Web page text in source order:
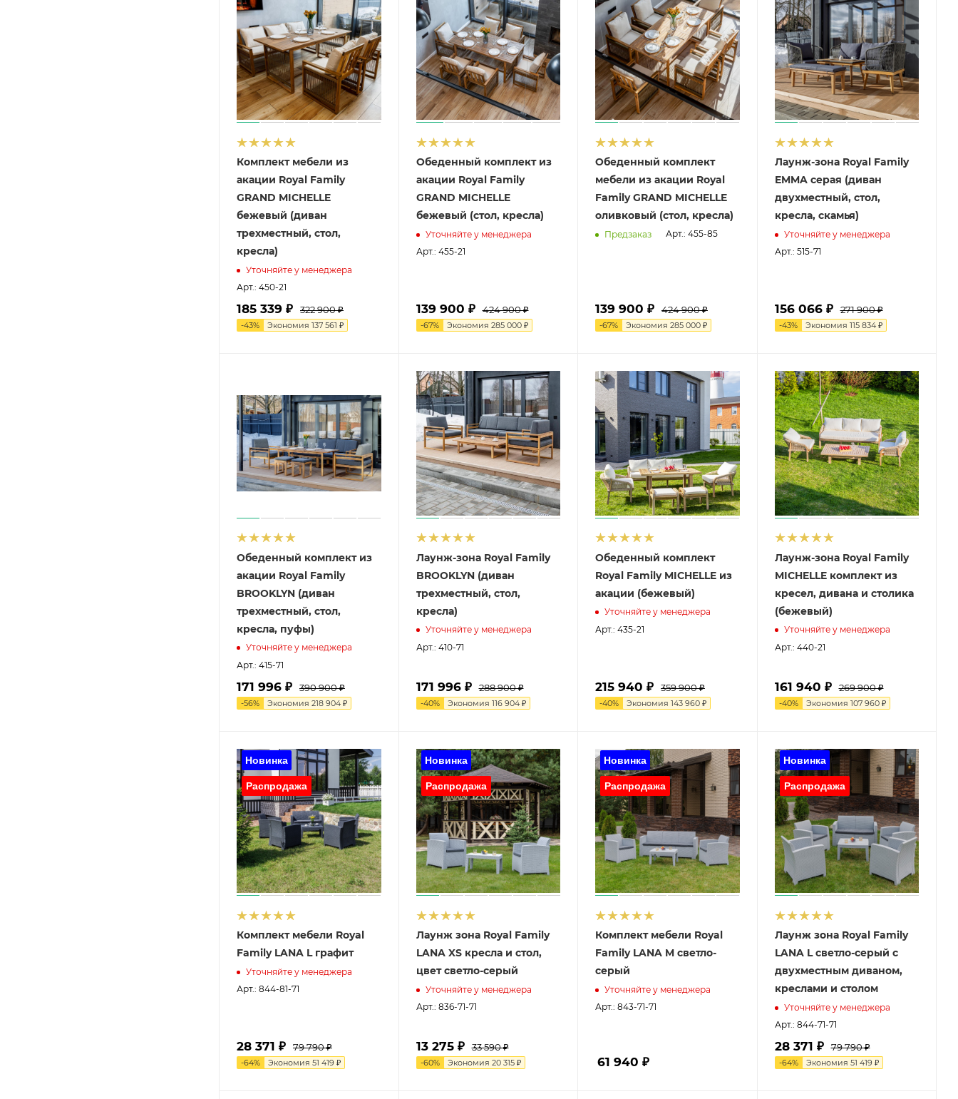
Комплект мебели из
акации Royal Family
GRAND MICHELLE
бежевый (диван
трехместный, стол,
кресла)
Уточняйте у менеджера
Арт.: 450-21
185 339 ₽ 322 900 ₽
-43% Экономия 137 561 ₽
Обеденный комплект из
акации Royal Family
GRAND MICHELLE
бежевый (стол, кресла)
Уточняйте у менеджера
Арт.: 455-21
139 900 ₽ 424 900 ₽
-67% Экономия 285 000 ₽
Обеденный комплект
мебели из акации Royal
Family GRAND MICHELLE
оливковый (стол, кресла)
Предзаказ Арт.: 455-85
139 900 ₽ 424 900 ₽
-67% Экономия 285 000 ₽
Лаунж-зона Royal Family
EMMA серая (диван
двухместный, стол,
кресла, скамья)
Уточняйте у менеджера
Арт.: 515-71
156 066 ₽ 271 900 ₽
-43% Экономия 115 834 ₽
Обеденный комплект из
акации Royal Family
BROOKLYN (диван
трехместный, стол,
кресла, пуфы)
Уточняйте у менеджера
Арт.: 415-71
171 996 ₽ 390 900 ₽
-56% Экономия 218 904 ₽
Лаунж-зона Royal Family
BROOKLYN (диван
трехместный, стол,
кресла)
Уточняйте у менеджера
Арт.: 410-71
171 996 ₽ 288 900 ₽
-40% Экономия 116 904 ₽
Обеденный комплект
Royal Family MICHELLE из
акации (бежевый)
Уточняйте у менеджера
Арт.: 435-21
215 940 ₽ 359 900 ₽
-40% Экономия 143 960 ₽
Лаунж-зона Royal Family
MICHELLE комплект из
кресел, дивана и столика
(бежевый)
Уточняйте у менеджера
Арт.: 440-21
161 940 ₽ 269 900 ₽
-40% Экономия 107 960 ₽
Комплект мебели Royal
Family LANA L графит
Уточняйте у менеджера
Арт.: 844-81-71
28 371 ₽ 79 790 ₽
-64% Экономия 51 419 ₽
Лаунж зона Royal Family
LANA XS кресла и стол,
цвет светло-серый
Уточняйте у менеджера
Арт.: 836-71-71
13 275 ₽ 33 590 ₽
-60% Экономия 20 315 ₽
Комплект мебели Royal
Family LANA M светло-
серый
Уточняйте у менеджера
Арт.: 843-71-71
61 940 ₽
Лаунж зона Royal Family
LANA L светло-серый с
двухместным диваном,
креслами и столом
Уточняйте у менеджера
Арт.: 844-71-71
28 371 ₽ 79 790 ₽
-64% Экономия 51 419 ₽